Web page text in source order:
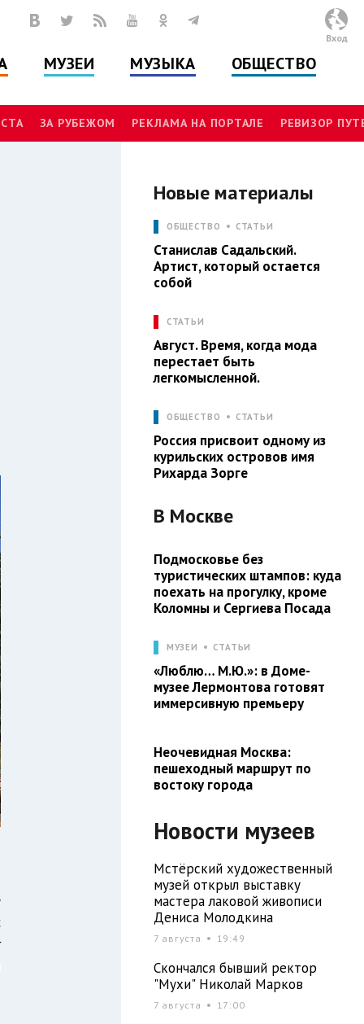
МУЗЕИ МУЗЫКА ОБЩЕСТВО
Вход
ЗА РУБЕЖОМ РЕКЛАМА НА ПОРТАЛЕ РЕВИЗОР
Новые материалы
ОБЩЕСТВО СТАТЬИ
Станислав Садальский.
Артист, который остается
собой
СТАТЬИ
Август. Время, когда мода
перестает быть
легкомысленной.
ОБЩЕСТВО СТАТЬИ
Россия присвоит одному из
курильских островов имя
Рихарда Зорге
В Москве
Подмосковье без
туристических штампов: куда
поехать на прогулку, кроме
Коломны и Сергиева Посада
МУЗЕИ СТАТЬИ
«Люблю… М.Ю.»: в Доме-
музее Лермонтова готовят
иммерсивную премьеру
Неочевидная Москва:
пешеходный маршрут по
востоку города
Новости музеев
Мстёрский художественный
музей открыл выставку
мастера лаковой живописи
Дениса Молодкина
7 августа 19:49
Скончался бывший ректор
"Мухи" Николай Марков
7 августа 17:00